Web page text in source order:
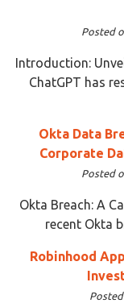
Posted
Introduction:
ChatGPT has
Okta Data
Corporate
Posted
Okta Breach: A
recent Okta
Robinhood